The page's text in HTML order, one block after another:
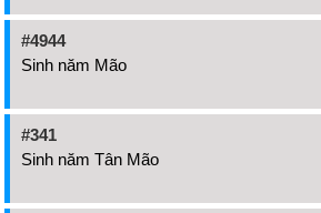
#4944
Sinh năm Mão
#341
Sinh năm Tân Mão